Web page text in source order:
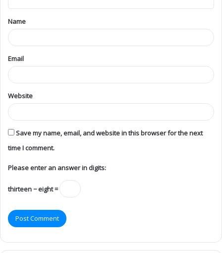
Name
Email
Website
Save my name, email, and website in this browser for the next
time I comment.
Please enter an answer in digits:
thirteen − eight =